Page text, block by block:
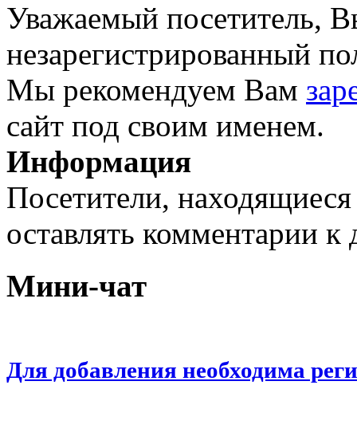
Уважаемый посетитель,
незарегистрированный
Мы рекомендуем Вам
сайт под своим именем.
Информация
Посетители,
оставлять комментарии
Мини-чат
Для добавления необходима